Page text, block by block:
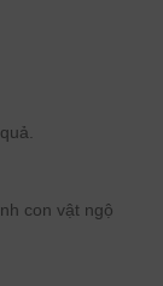
con vật ngộ